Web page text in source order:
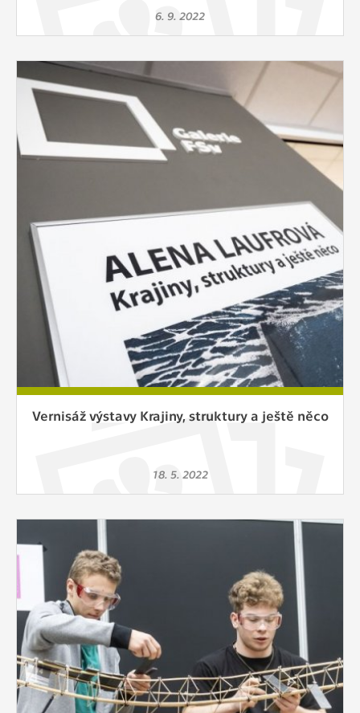
6. 9. 2022
Vernisáž výstavy Krajiny, struktury a ještě něco
18. 5. 2022